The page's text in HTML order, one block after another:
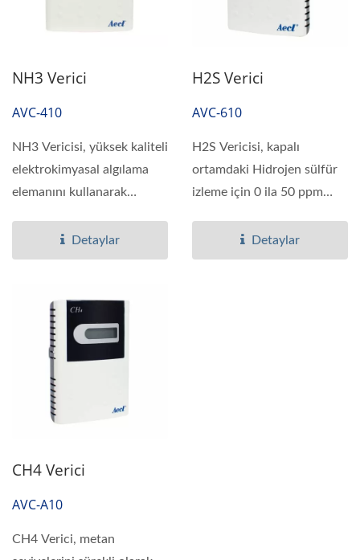
NH3 Verici
AVC-410
NH3 Vericisi, yüksek kaliteli
elektrokimyasal algılama
elemanını kullanarak
Detaylar
H2S Verici
AVC-610
H2S Vericisi, kapalı
ortamdaki Hidrojen sülfür
izleme için 0 ila 50 ppm
Detaylar
CH4 Verici
AVC-A10
CH4 Verici, metan